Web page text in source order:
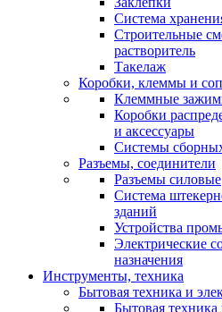
Система
Строительные
растворитель
Такелаж
Коробки, клеммы и
Клеммные
Коробки
и аксессуары
Системы
Разъемы, соединители
Разъемы силовые
Система
зданий
Устройства
Электрические
назначения
Инструменты, техника
Бытовая техника и
Бытовая техника